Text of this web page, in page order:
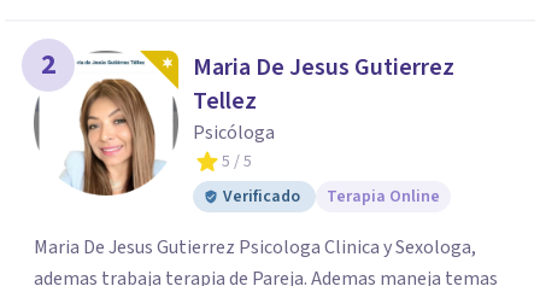
2
Maria De Jesus Gutierrez
Tellez
Psicóloga
5 / 5
Verificado
Terapia Online
Maria De Jesus Gutierrez Psicologa Clinica y Sexologa,
ademas trabaja terapia de Pareja. Ademas maneja temas